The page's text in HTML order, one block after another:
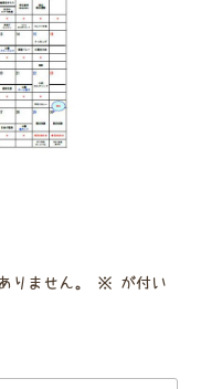
りません。 ※ が付い